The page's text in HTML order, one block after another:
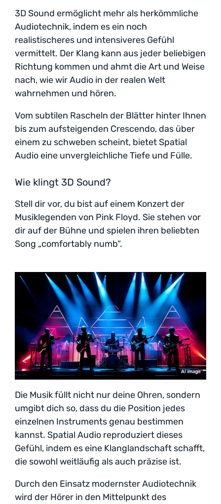
3D Sound ermöglicht mehr als herkömmliche
Audiotechnik, indem es ein noch
realistischeres und intensiveres Gefühl
vermittelt. Der Klang kann aus jeder beliebigen
Richtung kommen und ahmt die Art und Weise
nach, wie wir Audio in der realen Welt
wahrnehmen und hören.
Vom subtilen Rascheln der Blätter hinter Ihnen
bis zum aufsteigenden Crescendo, das über
einem zu schweben scheint, bietet Spatial
Audio eine unvergleichliche Tiefe und Fülle.
Wie klingt 3D Sound?
Stell dir vor, du bist auf einem Konzert der
Musiklegenden von Pink Floyd. Sie stehen vor
dir auf der Bühne und spielen ihren beliebten
Song „comfortably numb“.
Die Musik füllt nicht nur deine Ohren, sondern
umgibt dich so, dass du die Position jedes
einzelnen Instruments genau bestimmen
kannst. Spatial Audio reproduziert dieses
Gefühl, indem es eine Klanglandschaft schafft,
die sowohl weitläufig als auch präzise ist.
Durch den Einsatz modernster Audiotechnik
wird der Hörer in den Mittelpunkt des